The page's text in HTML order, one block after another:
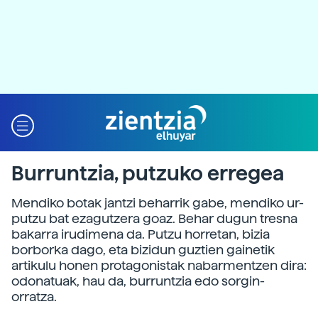
Burruntzia, putzuko erregea
Mendiko botak jantzi beharrik gabe, mendiko ur-
putzu bat ezagutzera goaz. Behar dugun tresna
bakarra irudimena da. Putzu horretan, bizia
borborka dago, eta bizidun guztien gainetik
artikulu honen protagonistak nabarmentzen dira:
odonatuak, hau da, burruntzia edo sorgin-
orratza.